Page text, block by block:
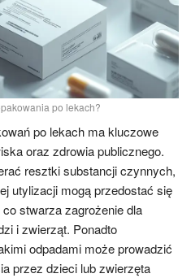
po lekach?
po lekach ma kluczowe
oraz zdrowia publicznego.
resztki substancji czynnych,
utylizacji mogą przedostać się
stwarza zagrożenie dla
i zwierząt. Ponadto
odpadami może prowadzić
przez dzieci lub zwierzęta